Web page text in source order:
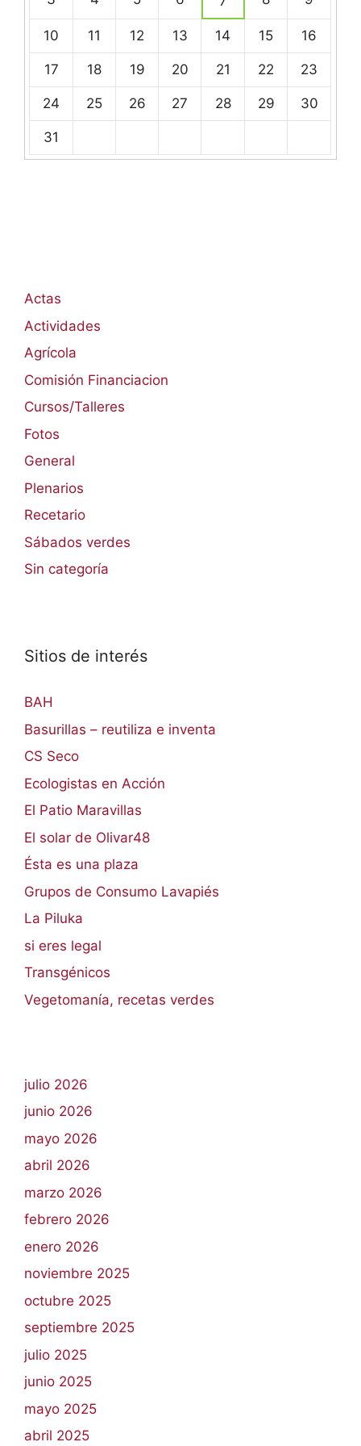
eventos
10 11 12 13 14 15 16
17 18 19 20 21 22 23
24 25 26 27 28 29 30
31
Actas
Actividades
Agrícola
Comisión Financiacion
Cursos/Talleres
Fotos
General
Plenarios
Recetario
Sábados verdes
Sin categoría
Sitios de interés
BAH
Basurillas – reutiliza e inventa
CS Seco
Ecologistas en Acción
El Patio Maravillas
El solar de Olivar48
Ésta es una plaza
Grupos de Consumo Lavapiés
La Piluka
si eres legal
Transgénicos
Vegetomanía, recetas verdes
julio 2026
junio 2026
mayo 2026
abril 2026
marzo 2026
febrero 2026
enero 2026
noviembre 2025
octubre 2025
septiembre 2025
julio 2025
junio 2025
mayo 2025
abril 2025